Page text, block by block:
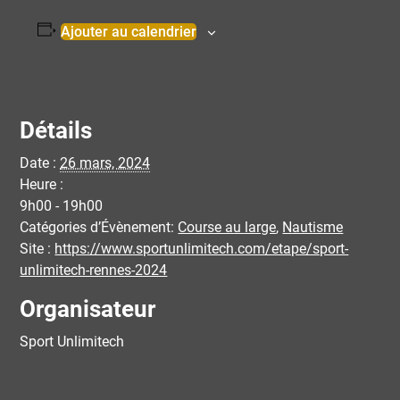
Ajouter au calendrier
Détails
Date : 26 mars, 2024
Heure :
9h00 - 19h00
Catégories d’Évènement: Course au large, Nautisme
Site : https://www.sportunlimitech.com/etape/sport-
unlimitech-rennes-2024
Organisateur
Sport Unlimitech